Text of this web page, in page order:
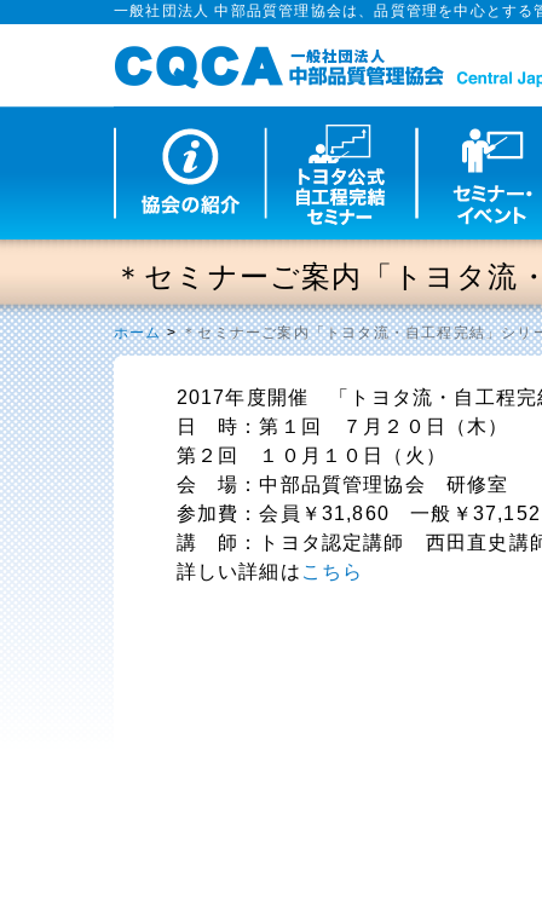
一般社団法人 中部品質管理協会は、品質管理を中心とす
＊セミナーご案内「トヨタ
ホーム>＊セミナーご案内「トヨタ流・自工程完結」シ
2017年度開催 「トヨタ流・自工程
日 時：第１回 ７月２０日（木）
第２回 １０月１０日（火）
会 場：中部品質管理協会 研修室
参加費：会員￥31,860 一般￥37,152
講 師：トヨタ認定講師 西田直史
詳しい詳細は こちら